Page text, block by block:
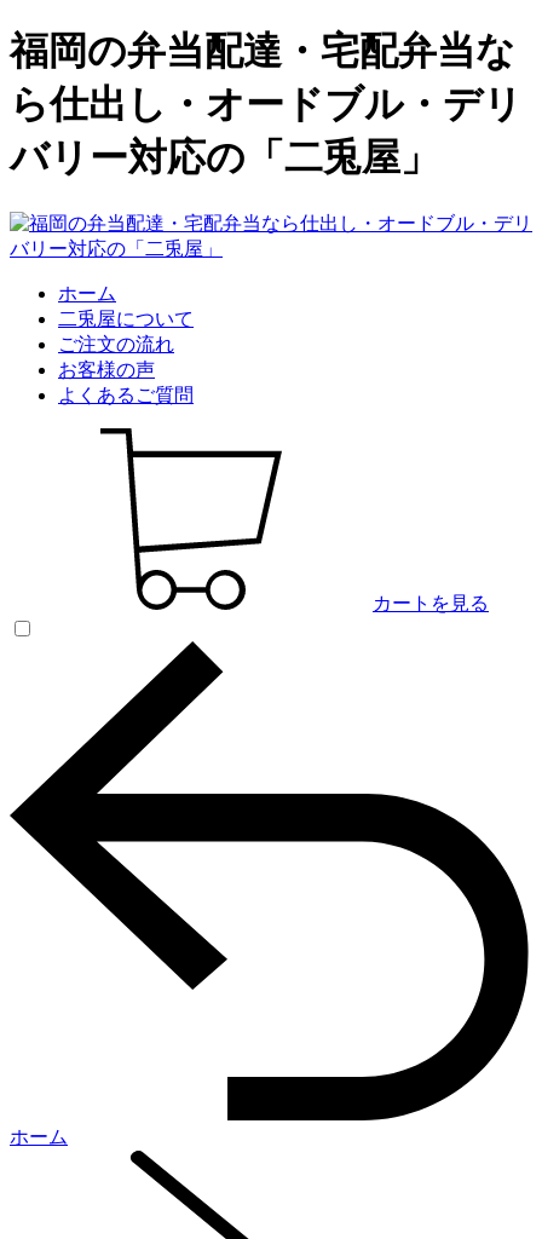
福岡の弁当配達・宅配弁当な
ら仕出し・オードブル・デリ
バリー対応の「二兎屋」
ホーム
二兎屋について
ご注文の流れ
お客様の声
よくあるご質問
カートを見る
ホーム